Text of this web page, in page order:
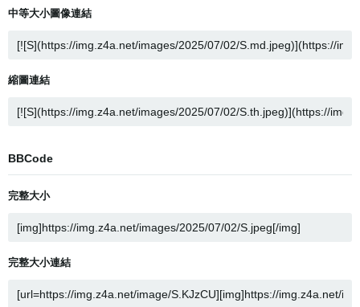
中等大小圖像連結
縮圖連結
BBCode
完整大小
完整大小連結